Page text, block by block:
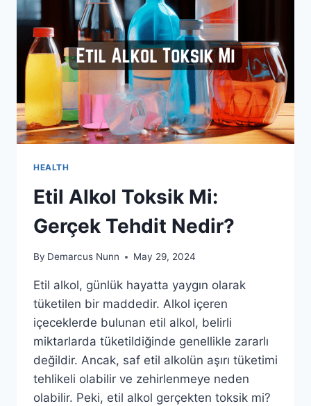
HEALTH
Etil Alkol Toksik Mi:
Gerçek Tehdit Nedir?
By Demarcus Nunn May 29, 2024
Etil alkol, günlük hayatta yaygın olarak
tüketilen bir maddedir. Alkol içeren
içeceklerde bulunan etil alkol, belirli
miktarlarda tüketildiğinde genellikle zararlı
değildir. Ancak, saf etil alkolün aşırı tüketimi
tehlikeli olabilir ve zehirlenmeye neden
olabilir. Peki, etil alkol gerçekten toksik mi?